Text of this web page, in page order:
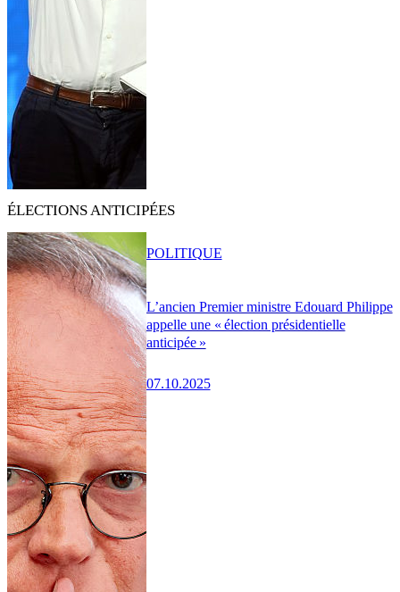
ÉLECTIONS ANTICIPÉES
L’ancien Premier ministre Edouard Philippe
appelle une « élection présidentielle
anticipée »
07.10.2025
POLITIQUE